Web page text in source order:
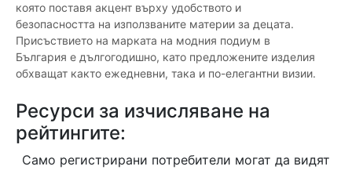
която поставя акцент върху удобството и
безопасността на използваните материи за децата.
Присъствието на марката на модния подиум в
България е дългогодишно, като предложените изделия
обхващат както ежедневни, така и по-елегантни визии.
Ресурси за изчисляване на
рейтингите:
Само регистрирани потребители могат да видят